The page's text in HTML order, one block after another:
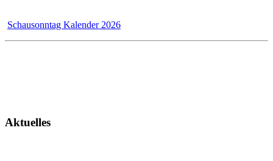
Schausonntag Kalender 2026
Aktuelles